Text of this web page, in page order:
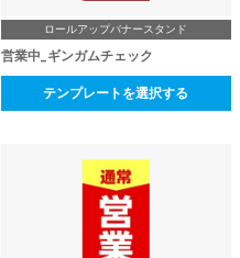
ロールアップバナースタンド
営業中_ギンガムチェック
テンプレートを選択する